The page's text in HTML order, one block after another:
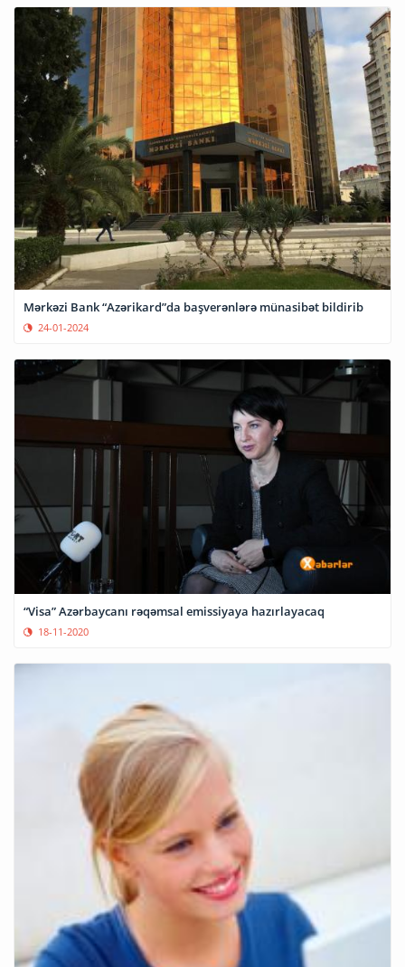
Mərkəzi Bank “Azərikard”da başverənlərə münasibət bildirib
24-01-2024
“Visa” Azərbaycanı rəqəmsal emissiyaya hazırlayacaq
18-11-2020